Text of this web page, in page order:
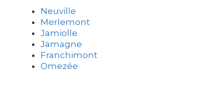
Neuville
Merlemont
Jamiolle
Jamagne
Franchimont
Omezée